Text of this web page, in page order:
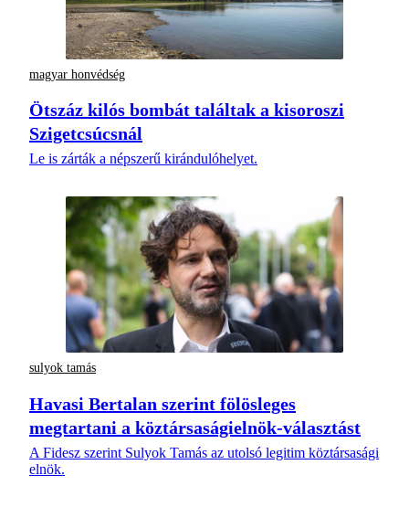
magyar honvédség
Ötszáz kilós bombát találtak a kisoroszi
Szigetcsúcsnál
Le is zárták a népszerű kirándulóhelyet.
sulyok tamás
Havasi Bertalan szerint fölösleges
megtartani a köztársaságielnök-választást
A Fidesz szerint Sulyok Tamás az utolsó legitim köztársasági
elnök.